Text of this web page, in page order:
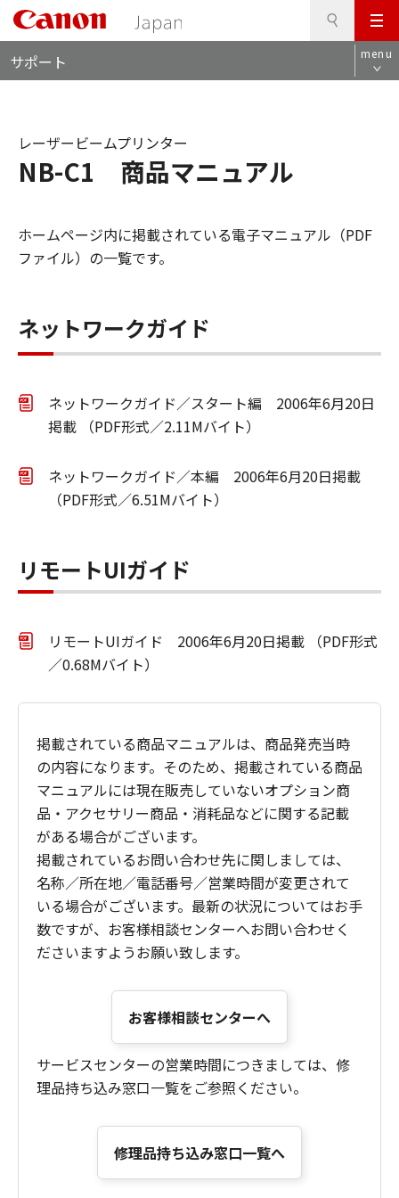
メ
ニ
ュ
サポート menu
NB-C1 商品マニュアル
レーザービームプリンター
ホームページ内に掲載されている電子マニュアル（PDF
ファイル）の一覧です。
ネットワークガイド
ネットワークガイド／スタート編 2006年6月20日
掲載 （PDF形式／2.11Mバイト）
ネットワークガイド／本編 2006年6月20日掲載
（PDF形式／6.51Mバイト）
リモートUIガイド
リモートUIガイド 2006年6月20日掲載 （PDF形式
／0.68Mバイト）
掲載されている商品マニュアルは、商品発売当時
の内容になります。そのため、掲載されている商品
マニュアルには現在販売していないオプション商
品・アクセサリー商品・消耗品などに関する記載
がある場合がございます。
掲載されているお問い合わせ先に関しましては、
名称／所在地／電話番号／営業時間が変更されて
いる場合がございます。最新の状況についてはお手
数ですが、お客様相談センターへお問い合わせく
ださいますようお願い致します。
お客様相談センターへ
サービスセンターの営業時間につきましては、修
理品持ち込み窓口一覧をご参照ください。
修理品持ち込み窓口一覧へ